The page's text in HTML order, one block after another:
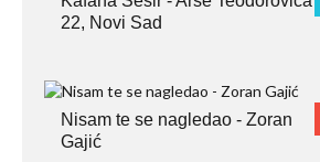
22, Novi Sad
Nisam te se nagledao - Zoran
Gajić